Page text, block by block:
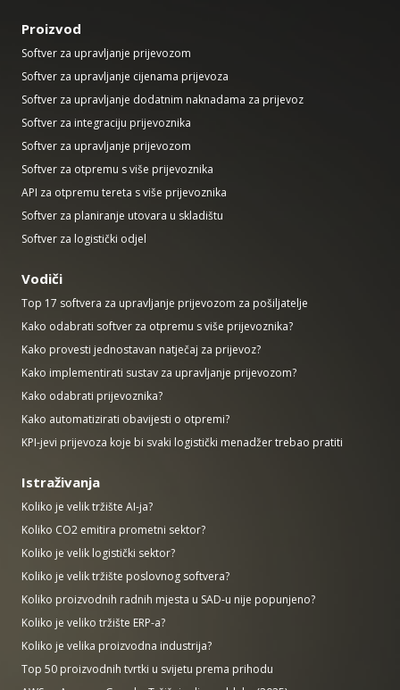
Proizvod
Softver za upravljanje prijevozom
Softver za upravljanje cijenama prijevoza
Softver za upravljanje dodatnim naknadama za prijevoz
Softver za integraciju prijevoznika
Softver za upravljanje prijevozom
Softver za otpremu s više prijevoznika
API za otpremu tereta s više prijevoznika
Softver za planiranje utovara u skladištu
Softver za logistički odjel
Vodiči
Top 17 softvera za upravljanje prijevozom za pošiljatelje
Kako odabrati softver za otpremu s više prijevoznika?
Kako provesti jednostavan natječaj za prijevoz?
Kako implementirati sustav za upravljanje prijevozom?
Kako odabrati prijevoznika?
Kako automatizirati obavijesti o otpremi?
KPI-jevi prijevoza koje bi svaki logistički menadžer trebao pratiti
Istraživanja
Koliko je velik tržište AI-ja?
Koliko CO2 emitira prometni sektor?
Koliko je velik logistički sektor?
Koliko je velik tržište poslovnog softvera?
Koliko proizvodnih radnih mjesta u SAD-u nije popunjeno?
Koliko je veliko tržište ERP-a?
Koliko je velika proizvodna industrija?
Top 50 proizvodnih tvrtki u svijetu prema prihodu